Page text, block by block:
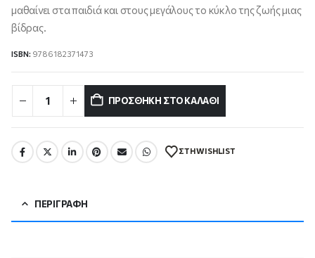
μαθαίνει στα παιδιά και στους μεγάλους το κύκλο της ζωής μιας
βίδρας.
ISBN: 9786182371473
ΠΡΟΣΘΉΚΗ ΣΤΟ ΚΑΛΆΘΙ
ΣΤΗ WISHLIST
ΠΕΡΙΓΡΑΦΉ